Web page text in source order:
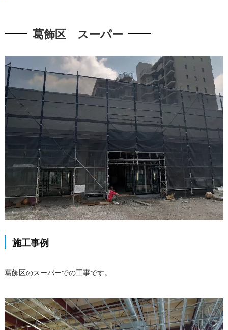
葛飾区 スーパー
施工事例
葛飾区のスーパーでの工事です。